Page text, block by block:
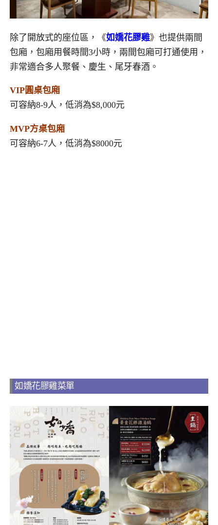
除了開放式的座位區，《如嬌花膠雞》也提供兩間
包廂，包廂用餐時間3小時，兩間包廂可打通使用，
非常適合多人聚餐、慶生、尾牙春酒。
VIP圓桌包廂
可容納8-9人，低消為$8,000元
MVP方桌包廂
可容納6-7人，低消為$8000元
如嬌花膠雞菜單